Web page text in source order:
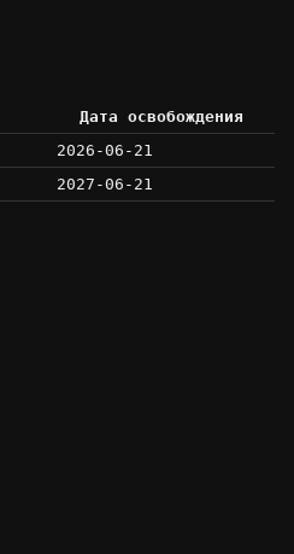
Дата освобождения
2026-06-21
2027-06-21